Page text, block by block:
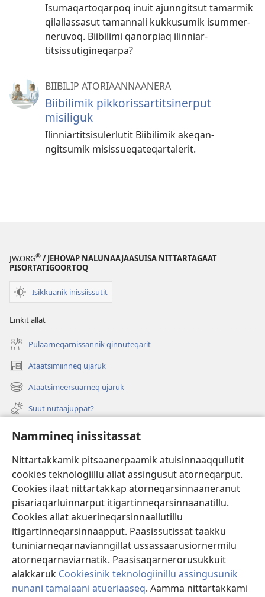
Nammineq inissitassat
Nittartakkamik pitsaanerpaamik atuisinnaaqqullutit
cookies teknologiillu allat assingusut atorneqarput.
Cookies ilaat nittartakkap atorneqarsinnaaneranut
pisariaqarluinnarput itigartinneqarsinnaanatillu.
Cookies allat akuerineqarsinnaallutillu
itigartinneqarsinnaapput. Paasissutissat taakku
tuniniarneqarnavianngillat ussassaarusiornermilu
atorneqarnaviarnatik. Paasisaqarnerorusukkuit
alakkaruk Cookiesinik teknologiinillu assingusunik
nunani tamalaani atueriaaseq. Aamma nittartakkami
Isumaqar­toqarpoq inuit ajunngitsut tamarmik
qilaliassasut tamannali kukkusumik isummer­
neruvoq. Biibilimi qanorpiaq ilinniar­
titsissutigineqarpa?
BIIBILIP ATORIAANNAANERA
Biibilimik pik­koris­sar­titsiner­put
misiliguk
Ilin­niar­titsisulerlutit Biibilimik akeqan­
ngitsumik misis­sueqateqar­talerit.
JW.ORG® / JEHOVAP NALUNAAJAASUISA NITTARTAGAAT
PISORTATIGOORTOQ
Isikkuanik inissiissutit
Linkit allat
Pulaarneqarnissannik qinnuteqarit
Ataatsimiinneq ujaruk
(opens
new
window)
Ataatsimeersuarneq ujaruk
(opens
new
window)
Suut nutaajuppat?
Isiginnaagassiat
Tunissuteqarneq
(opens
new
window)INTERNETIKKUT ATUAGAATEQARFIK Watchtower™
(opens
new
window)JW Hub ®
(opens
new
window)